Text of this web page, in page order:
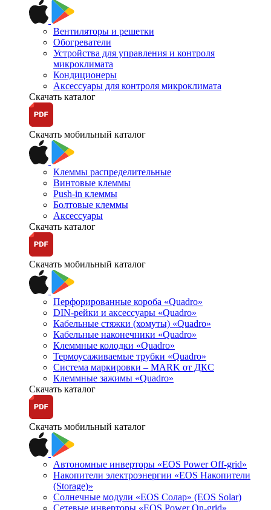
Вентиляторы и решетки
Обогреватели
Устройства для управления и контроля
микроклимата
Кондиционеры
Аксессуары для контроля микроклимата
Скачать каталог
Скачать мобильный каталог
Клеммы распределительные
Винтовые клеммы
Push-in клеммы
Болтовые клеммы
Аксессуары
Скачать каталог
Скачать мобильный каталог
Перфорированные короба «Quadro»
DIN-рейки и аксессуары «Quadro»
Кабельные стяжки (хомуты) «Quadro»
Кабельные наконечники «Quadro»
Клеммные колодки «Quadro»
Термоусаживаемые трубки «Quadro»
Система маркировки – MARK от ДКС
Клеммные зажимы «Quadro»
Скачать каталог
Скачать мобильный каталог
Автономные инверторы «EOS Power Off-grid»
Накопители электроэнергии «EOS Накопители
(Storage)»
Солнечные модули «EOS Солар» (EOS Solar)
Сетевые инверторы «EOS Power On-grid»